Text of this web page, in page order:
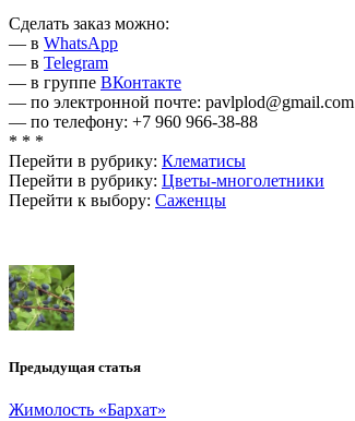
Сделать заказ можно:
— в WhatsApp
— в Telegram
— в группе ВКонтакте
— по электронной почте: pavlplod@gmail.com
— по телефону: +7 960 966-38-88
* * *
Перейти в рубрику: Клематисы
Перейти в рубрику: Цветы-многолетники
Перейти к выбору: Саженцы
Предыдущая статья
Жимолость «Бархат»